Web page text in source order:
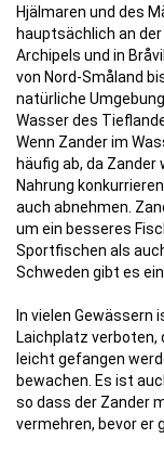
Hjälmaren und des
hauptsächlich an
Archipels und in
von Nord-Småland
natürliche
Wasser des
Wenn Zander im
häufig ab, da
Nahrung
auch abnehmen.
um ein besseres
Sportfischen als
Schweden gibt es
In vielen Gewässern
Laichplatz verboten,
leicht gefangen
bewachen. Es ist
so dass der Zander
vermehren, bevor er